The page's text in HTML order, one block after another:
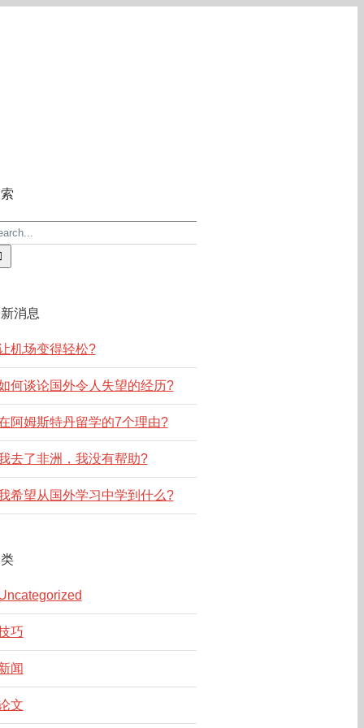
消息
机场变得轻松?
何谈论国外令人失望的经历?
阿姆斯特丹留学的7个理由?
去了非洲，我没有帮助?
希望从国外学习中学到什么?
巧
闻
文